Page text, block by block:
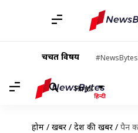
चर्चित विषय
Hindi
होम / खबरें / देश की खबरें / पैन